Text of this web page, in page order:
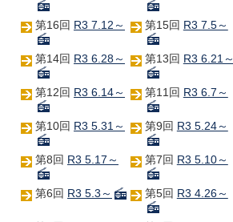
第16回 R3 7.12～ 第15回 R3 7.5～
第14回 R3 6.28～ 第13回 R3 6.21～
第12回 R3 6.14～ 第11回 R3 6.7～
第10回 R3 5.31～ 第9回 R3 5.24～
第8回 R3 5.17～ 第7回 R3 5.10～
第6回 R3 5.3～ 第5回 R3 4.26～